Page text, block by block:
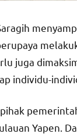
juga
individu-
Yapen.